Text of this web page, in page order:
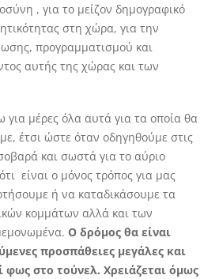
, για το μείζον δημογραφικό
στη χώρα, για την
προγραμματισμού και
αυτής της χώρας και των
μέρες όλα αυτά για τα οποία θα
έτσι ώστε όταν οδηγηθούμε στις
και σωστά για το αύριο
είναι ο μόνος τρόπος για μας
ή να καταδικάσουμε τα
κομμάτων αλλά και των
Ο δρόμος θα είναι
προσπάθειες μεγάλες και
φως στο τούνελ. Χρειάζεται όμως